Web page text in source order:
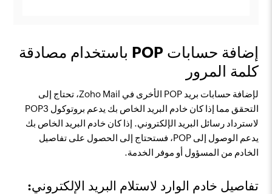
إضافة حسابات POP باستخدام مصادقة
كلمة المرور
لإضافة حسابات بريد POP الأخرى في Zoho Mail، تحتاج إلى
التحقق مما إذا كان خادم البريد الخاص بك يدعم بروتوكول POP3
لاسترداد رسائل البريد الإلكتروني. إذا كان خادم البريد الخاص بك
يدعم الوصول إلى POP، فستحتاج إلى الحصول على تفاصيل
الخادم من المسؤول أو موفر الخدمة.
تفاصيل خادم الوارد لاستلام البريد الإلكتروني: